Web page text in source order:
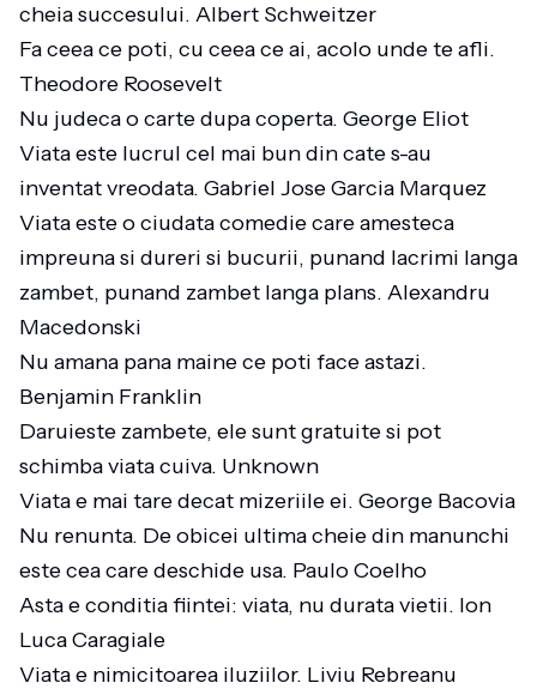
cheia succesului. Albert Schweitzer
Fa ceea ce poti, cu ceea ce ai, acolo unde te afli.
Theodore Roosevelt
Nu judeca o carte dupa coperta. George Eliot
Viata este lucrul cel mai bun din cate s-au
inventat vreodata. Gabriel Jose Garcia Marquez
Viata este o ciudata comedie care amesteca
impreuna si dureri si bucurii, punand lacrimi langa
zambet, punand zambet langa plans. Alexandru
Macedonski
Nu amana pana maine ce poti face astazi.
Benjamin Franklin
Daruieste zambete, ele sunt gratuite si pot
schimba viata cuiva. Unknown
Viata e mai tare decat mizeriile ei. George Bacovia
Nu renunta. De obicei ultima cheie din manunchi
este cea care deschide usa. Paulo Coelho
Asta e conditia fiintei: viata, nu durata vietii. Ion
Luca Caragiale
Viata e nimicitoarea iluziilor. Liviu Rebreanu